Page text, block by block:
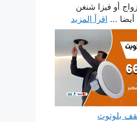
أو فيزا شنغن
أيضا ... اقرأ المزيد
بلوتوث